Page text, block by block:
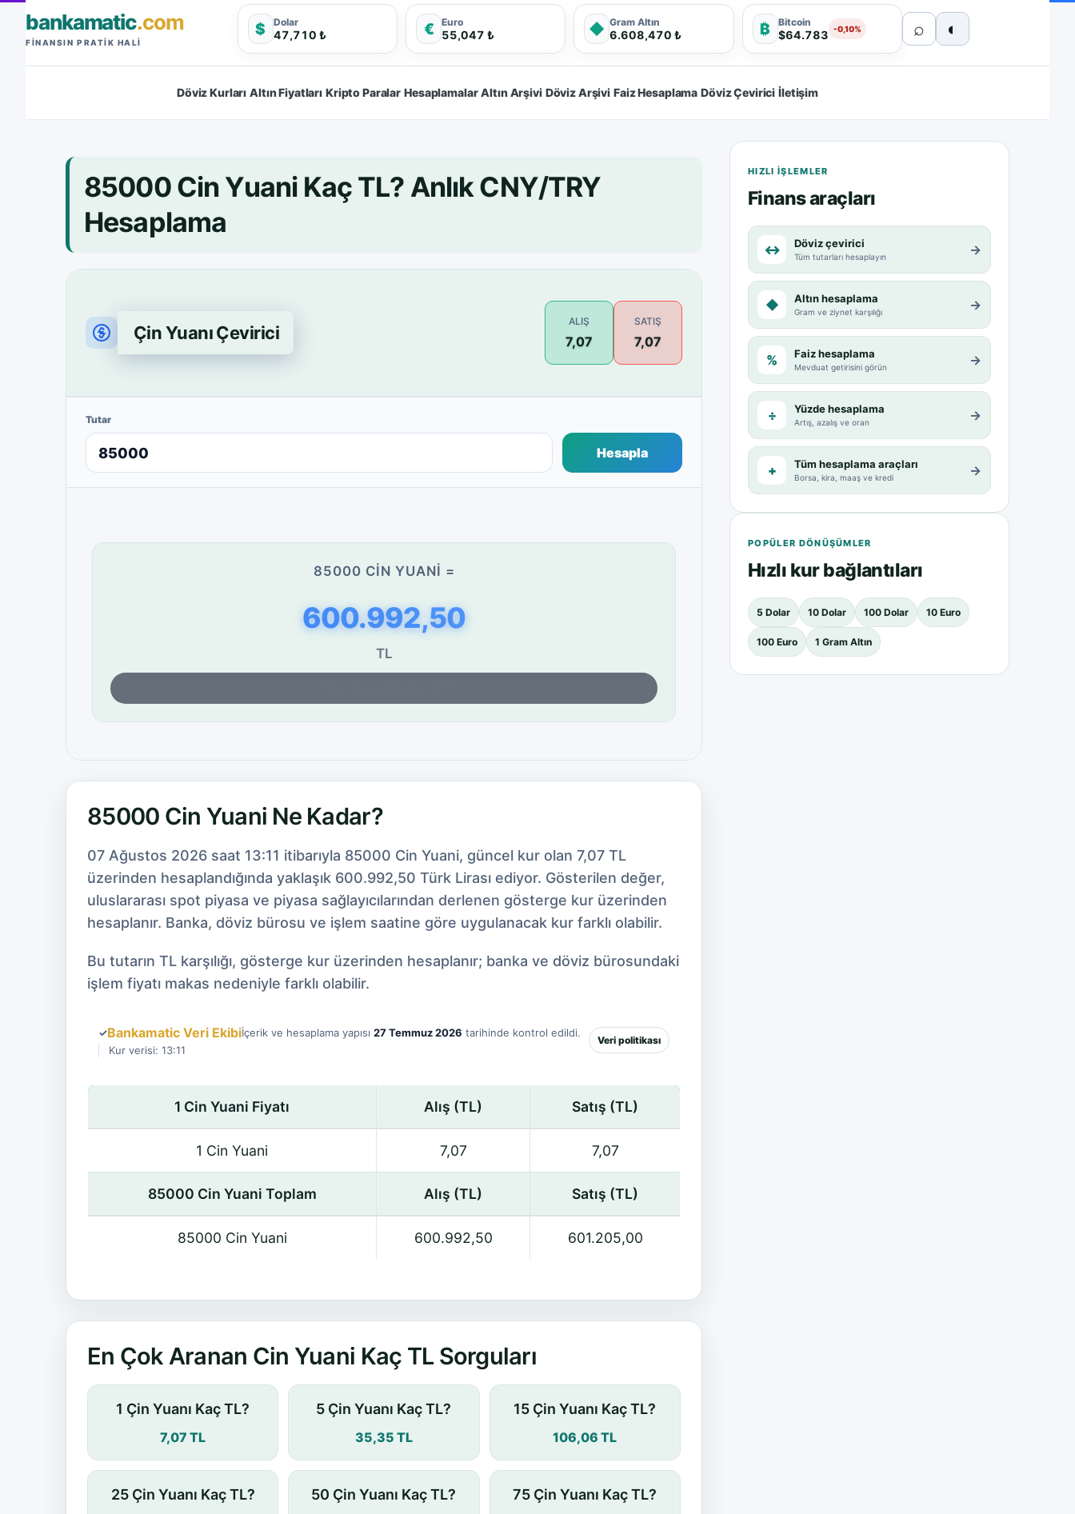
bankamatic.com
FINANSIN PRATIK HALI
$ Dolar
47,710 ₺ € Euro
55,047 ₺ ◆ Gram Altın
6.608,470 ₺ ₿ Bitcoin
$64.783 -0,10% ⌕ ◐
Döviz Kurları Altın Fiyatları Kripto Paralar Hesaplamalar Altın Arşivi Döviz Arşivi Faiz Hesaplama Döviz Çevirici İletişim
85000 Cin Yuani Kaç TL? Anlık CNY/TRY
Hesaplama
Çin Yuanı Çevirici
ALIŞ
7,07
SATIŞ
7,07
Tutar
Hesapla
85000 CIN YUANI =
600.992,50
TL
85000 Cin Yuani Ne Kadar?
07 Ağustos 2026 saat 13:11 itibarıyla 85000 Cin Yuani, güncel kur olan 7,07 TL
üzerinden hesaplandığında yaklaşık 600.992,50 Türk Lirası ediyor. Gösterilen değer,
uluslararası spot piyasa ve piyasa sağlayıcılarından derlenen gösterge kur üzerinden
hesaplanır. Banka, döviz bürosu ve işlem saatine göre uygulanacak kur farklı olabilir.
Bu tutarın TL karşılığı, gösterge kur üzerinden hesaplanır; banka ve döviz bürosundaki
işlem fiyatı makas nedeniyle farklı olabilir.
✓Bankamatic Veri Ekibiİçerik ve hesaplama yapısı 27 Temmuz 2026 tarihinde kontrol edildi.
Kur verisi: 13:11
Veri politikası
1 Cin Yuani Fiyatı Alış (TL) Satış (TL)
1 Cin Yuani 7,07 7,07
85000 Cin Yuani Toplam Alış (TL) Satış (TL)
85000 Cin Yuani 600.992,50 601.205,00
En Çok Aranan Cin Yuani Kaç TL Sorguları
1 Çin Yuanı Kaç TL?
7,07 TL
5 Çin Yuanı Kaç TL?
35,35 TL
15 Çin Yuanı Kaç TL?
106,06 TL
25 Çin Yuanı Kaç TL? 50 Çin Yuanı Kaç TL? 75 Çin Yuanı Kaç TL?
HIZLI IŞLEMLER
Finans araçları
↔ Döviz çevirici
Tüm tutarları hesaplayın →
◆ Altın hesaplama
Gram ve ziynet karşılığı →
% Faiz hesaplama
Mevduat getirisini görün →
÷ Yüzde hesaplama
Artış, azalış ve oran →
+ Tüm hesaplama araçları
Borsa, kira, maaş ve kredi →
POPÜLER DÖNÜŞÜMLER
Hızlı kur bağlantıları
5 Dolar 10 Dolar 100 Dolar 10 Euro
100 Euro 1 Gram Altın